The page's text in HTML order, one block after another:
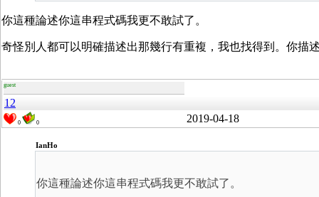
你這種論述你這串程式碼我更不敢試了。
奇怪別人都可以明確描述出那幾行有重複，我也找得到。你描
guest
12
0 0 2019-04-18
IanHo
你這種論述你這串程式碼我更不敢試了。